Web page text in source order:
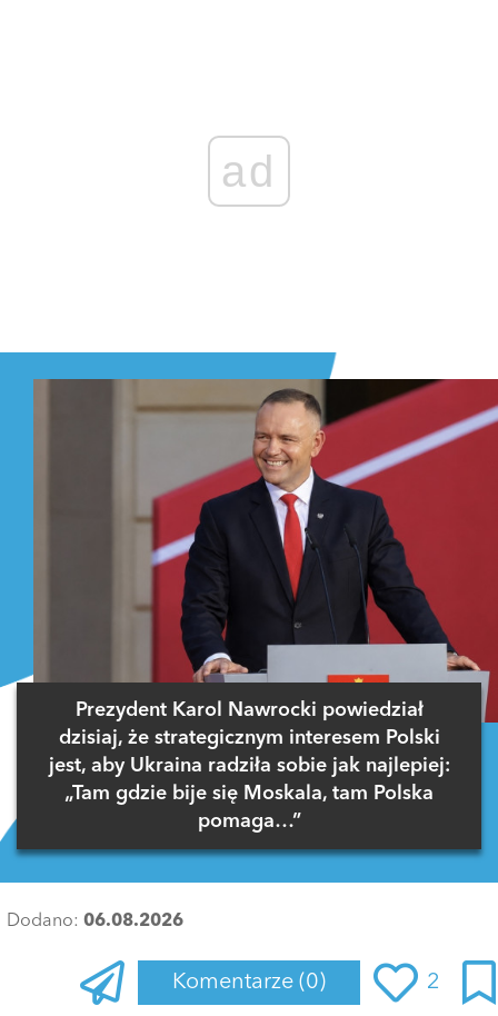
ad
Prezydent Karol Nawrocki powiedział
dzisiaj, że strategicznym interesem Polski
jest, aby Ukraina radziła sobie jak najlepiej:
„Tam gdzie bije się Moskala, tam Polska
pomaga…”
Dodano: 06.08.2026
Komentarze (0) 2